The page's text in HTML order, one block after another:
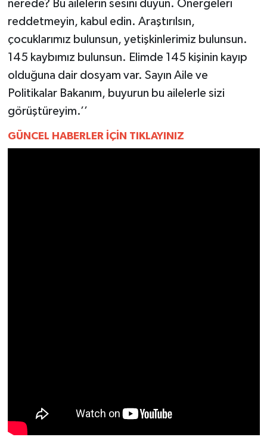
nerede? Bu ailelerin sesini duyun. Önergeleri
reddetmeyin, kabul edin. Araştırılsın,
çocuklarımız bulunsun, yetişkinlerimiz bulunsun.
145 kaybımız bulunsun. Elimde 145 kişinin kayıp
olduğuna dair dosyam var. Sayın Aile ve
Politikalar Bakanım, buyurun bu ailelerle sizi
görüştüreyim.’’
GÜNCEL HABERLER İÇİN TIKLAYINIZ